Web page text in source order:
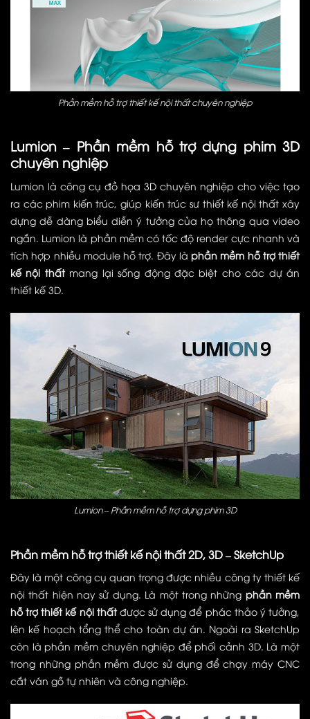
Phần mềm hỗ trợ thiết kế nội thất chuyên nghiệp
Lumion – Phần mềm hỗ trợ dựng phim 3D
chuyên nghiệp
Lumion là công cụ đồ họa 3D chuyên nghiệp cho việc tạo
ra các phim kiến trúc, giúp kiến trúc sư thiết kế nội thất xây
dựng dễ dàng biểu diễn ý tưởng của họ thông qua video
ngắn. Lumion là phần mềm có tốc độ render cực nhanh và
tích hợp nhiều module hỗ trợ. Đây là phần mềm hỗ trợ thiết
kế nội thấtmang lại sống động đặc biệt cho các dự án
thiết kế 3D.
Lumion – Phần mềm hỗ trợ dựng phim 3D
Phần mềm hỗ trợ thiết kế nội thất 2D, 3D – SketchUp
Đây là một công cụ quan trọng được nhiều công ty thiết kế
nội thất hiện nay sử dụng. Là một trong những phần mềm
hỗ trợ thiết kế nội thấtđược sử dụng để phác thảo ý tưởng,
lên kế hoạch tổng thể cho toàn dự án. Ngoài ra SketchUp
còn là phần mềm chuyên nghiệp để phối cảnh 3D. Là một
trong những phần mềm được sử dụng để chạy máy CNC
cắt ván gỗ tự nhiên và công nghiệp.